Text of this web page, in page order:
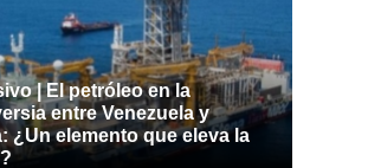
| El petróleo en la
entre Venezuela y
¿Un elemento que eleva la